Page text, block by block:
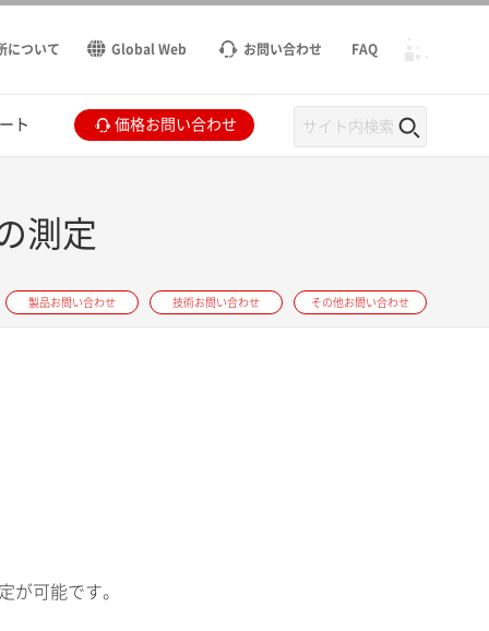
について Global Web お問い合わせ FAQ
ト 価格お問い合わせ
測定
製品お問い合わせ 技術お問い合わせ その他お問い合わせ
が可能です。